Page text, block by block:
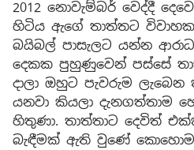
2012 නොවැම්බර් වෙද්දී
හිටිය ඇගේ තාත්තට
බයිබල් පාසැලට යන්න
දෙකක පුහුණුවෙන් පස්සේ
දාලා ඔහුට පැවරුම
යනවා කියලා දැනගත්තාම
හිතුණා. තාත්තාට දෙවිත්
බැඳීමක් ඇති වුණේ